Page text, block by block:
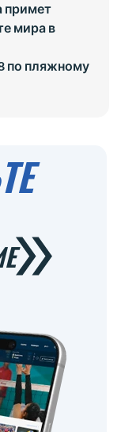
примет
мира в
по пляжному